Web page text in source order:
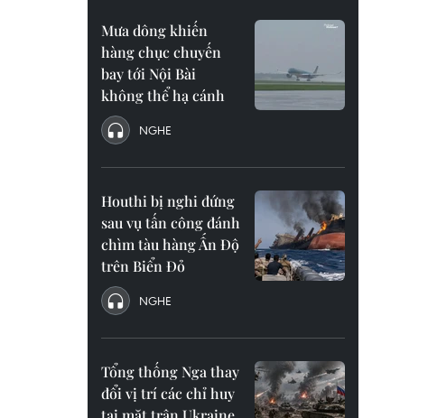
Mưa dông khiến
hàng chục chuyến
bay tới Nội Bài
không thể hạ cánh
NGHE
Houthi bị nghi đứng
sau vụ tấn công đánh
chìm tàu hàng Ấn Độ
trên Biển Đỏ
NGHE
Tổng thống Nga thay
đổi vị trí các chỉ huy